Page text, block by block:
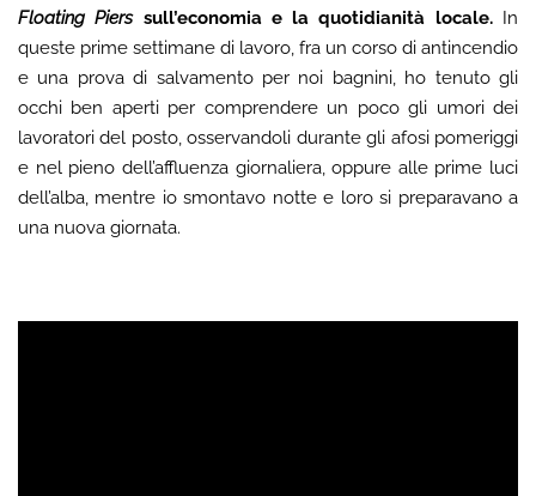
Floating Pierssull’economia e la quotidianità locale.In
queste prime settimane di lavoro, fra un corso di antincendio
e una prova di salvamento per noi bagnini, ho tenuto gli
occhi ben aperti per comprendere un poco gli umori dei
lavoratori del posto, osservandoli durante gli afosi pomeriggi
e nel pieno dell’affluenza giornaliera, oppure alle prime luci
dell’alba, mentre io smontavo notte e loro si preparavano a
una nuova giornata.